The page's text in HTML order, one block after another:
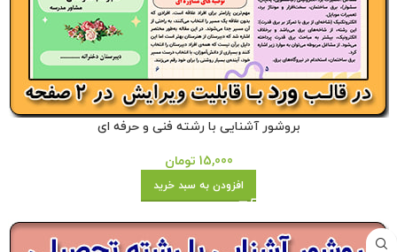
بروشور آشنایی با رشته فنی و حرفه ای
15,000 تومان
افزودن به سبد خرید